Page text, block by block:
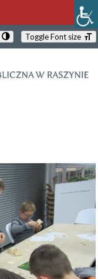
Toggle Font size